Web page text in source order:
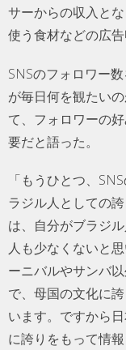
サーからの収入と
使う食材などの広告
SNSのフォロワー
が毎日何を観たい
て、フォロワーの
要だと語った。
「もうひとつ、
ラジル人としての
は、自分がブラジ
人も少なくないと
ーニバルやサンバ
で、母国の文化に
います。ですから
に誇りをもって情